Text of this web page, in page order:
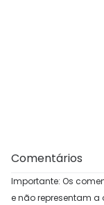
Comentários
Importante: Os
e não representam a